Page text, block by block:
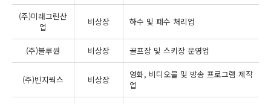
(주)미래그린산
업
비상장 하수 및 폐수 처리업
(주)블루원 비상장 골프장 및 스키장 운영업
(주)빈지웍스 비상장
영화, 비디오물 및 방송 프로그램 제작
업